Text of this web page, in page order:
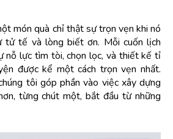
món quà chỉ thật sự trọn vẹn khi nó
tử tế và lòng biết ơn. Mỗi cuốn lịch
nỗ lực tìm tòi, chọn lọc, và thiết kế tỉ
được kể một cách trọn vẹn nhất.
tôi góp phần vào việc xây dựng
từng chút một, bắt đầu từ những